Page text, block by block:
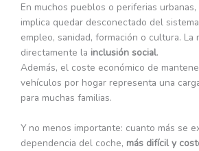
En muchos pueblos o periferias
implica quedar desconectado del
empleo, sanidad, formación o cultura. La
directamente la inclusión social.
Además, el coste económico de
vehículos por hogar representa una
para muchas familias.
Y no menos importante: cuanto más se
dependencia del coche, más difícil y